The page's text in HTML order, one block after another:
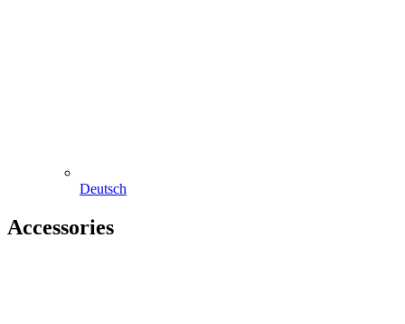
Deutsch
Accessories